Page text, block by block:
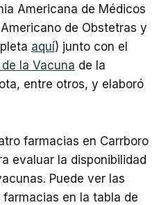
Americana de Médicos
de Obstetras y
aquí) junto con el
la Vacuna de la
entre otros, y elaboró
farmacias en Carrboro
evaluar la disponibilidad
Puede ver las
en la tabla de